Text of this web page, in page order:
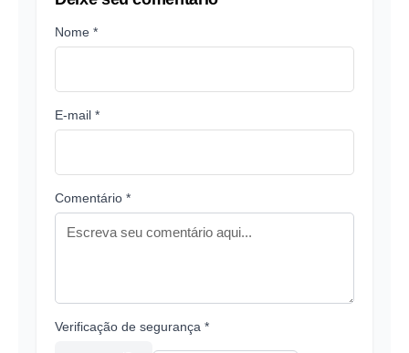
Nome *
E-mail *
Comentário *
Verificação de segurança *